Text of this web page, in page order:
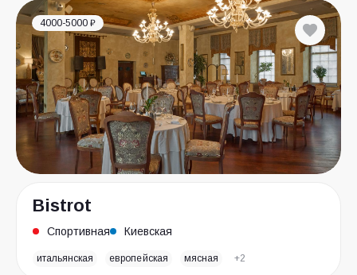
4000-5000 ₽
Bistrot
Спортивная Киевская
итальянская европейская мясная +2